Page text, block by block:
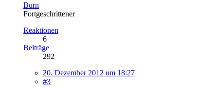
Burn
Fortgeschrittener
Reaktionen
6
Beiträge
292
20. Dezember 2012 um 18:27
#3